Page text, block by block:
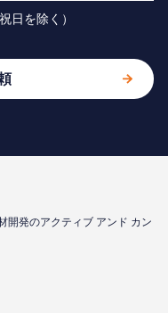
⽇を除く）
開発のアクティブ アンド カン